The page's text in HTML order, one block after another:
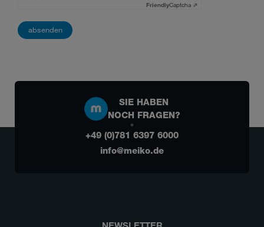
FriendlyCaptcha ⇗
SIE HABEN
NOCH FRAGEN?
+49 (0)781 6397 6000
info@meiko.de